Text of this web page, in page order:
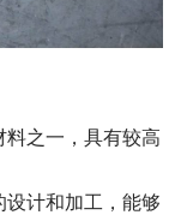
之一，具有较高
计和加工，能够